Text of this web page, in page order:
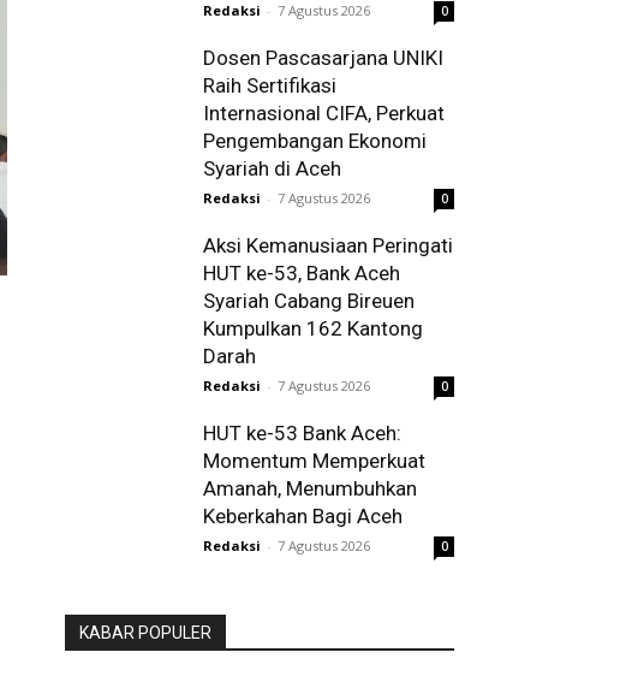
Redaksi - 7 Agustus 2026 0
Dosen Pascasarjana UNIKI
Raih Sertifikasi
Internasional CIFA, Perkuat
Pengembangan Ekonomi
Syariah di Aceh
Redaksi - 7 Agustus 2026 0
Aksi Kemanusiaan Peringati
HUT ke-53, Bank Aceh
Syariah Cabang Bireuen
Kumpulkan 162 Kantong
Darah
Redaksi - 7 Agustus 2026 0
HUT ke-53 Bank Aceh:
Momentum Memperkuat
Amanah, Menumbuhkan
Keberkahan Bagi Aceh
Redaksi - 7 Agustus 2026 0
KABAR POPULER